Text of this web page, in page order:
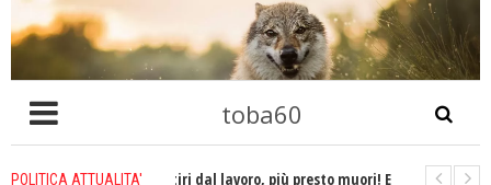
toba60
POLITICA ATTUALITA'
- Più tardi ti ritiri dal lavoro, più presto muori! E non ti godi la